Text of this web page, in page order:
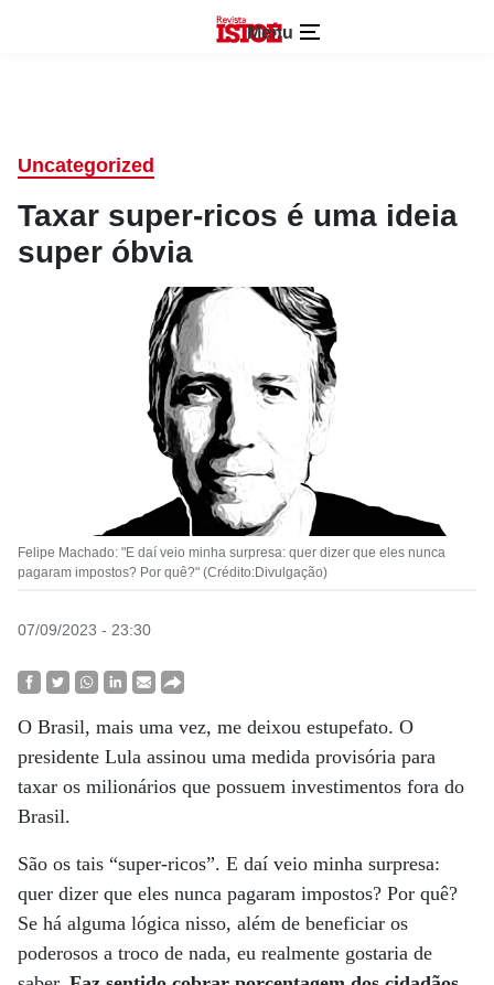
Menu
Uncategorized
Taxar super-ricos é uma ideia
super óbvia
Felipe Machado: "E daí veio minha surpresa: quer dizer que eles nunca
pagaram impostos? Por quê?" (Crédito:Divulgação)
07/09/2023 - 23:30
O Brasil, mais uma vez, me deixou estupefato. O
presidente Lula assinou uma medida provisória para
taxar os milionários que possuem investimentos fora do
Brasil.
São os tais “super-ricos”. E daí veio minha surpresa:
quer dizer que eles nunca pagaram impostos? Por quê?
Se há alguma lógica nisso, além de beneficiar os
poderosos a troco de nada, eu realmente gostaria de